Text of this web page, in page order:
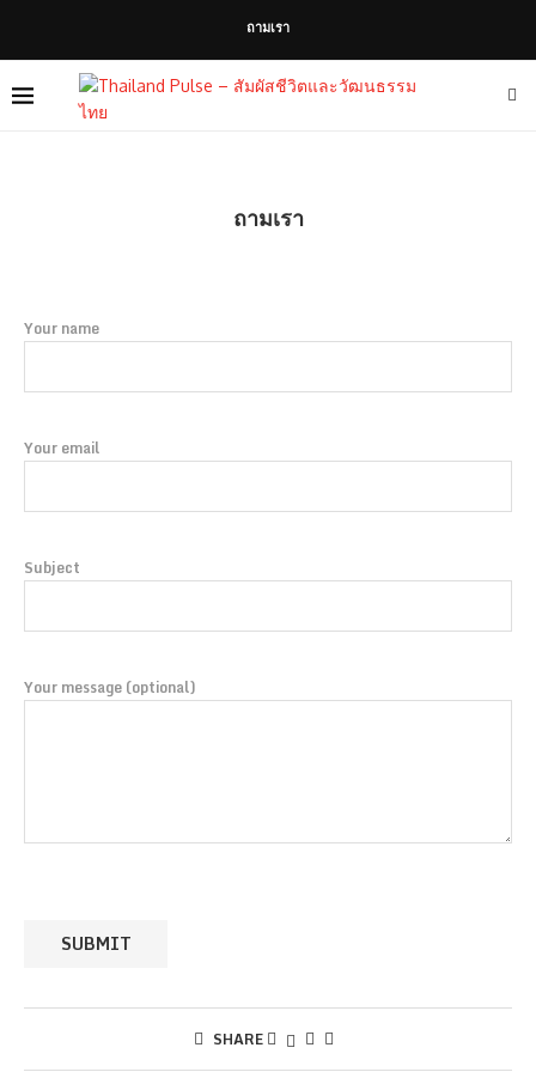
ถามเรา
ถามเรา
Your name
Your email
Subject
Your message (optional)
SHARE